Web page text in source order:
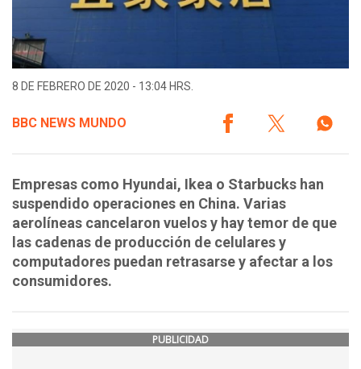
8 DE FEBRERO DE 2020 - 13:04 HRS.
BBC NEWS MUNDO
Empresas como Hyundai, Ikea o Starbucks han
suspendido operaciones en China. Varias
aerolíneas cancelaron vuelos y hay temor de que
las cadenas de producción de celulares y
computadores puedan retrasarse y afectar a los
consumidores.
PUBLICIDAD